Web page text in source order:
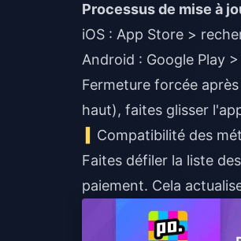
Processus de mise à
iOS : App Store >
Android : Google Play
Fermeture forcée
haut), faites glisser
Compatibilité des
Faites défiler la liste
paiement. Cela